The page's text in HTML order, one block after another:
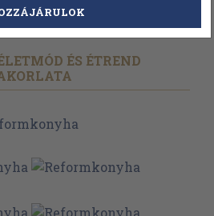
Válasszon példányt
ÉS ÉTREND